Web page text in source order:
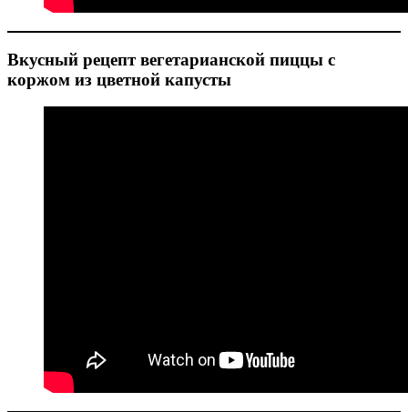
Вкусный рецепт вегетарианской пиццы с
коржом из цветной капусты